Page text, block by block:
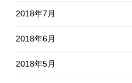
2018年7月
2018年6月
2018年5月